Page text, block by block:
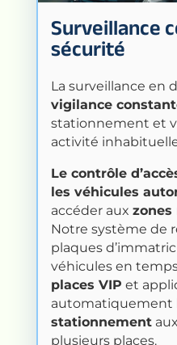
Surveillance
sécurité
La surveillance en
vigilance
stationnement et
activité
Le contrôle
les véhicules
accéder aux zones
Notre système de
plaques
véhicules en
places VIP et
automatiquement
stationnement
plusieurs places.